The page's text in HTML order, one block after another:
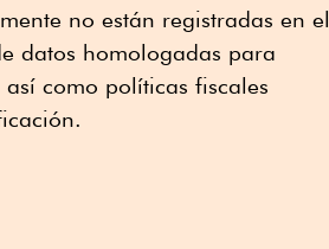
no están registradas en el
datos homologadas para
como políticas fiscales